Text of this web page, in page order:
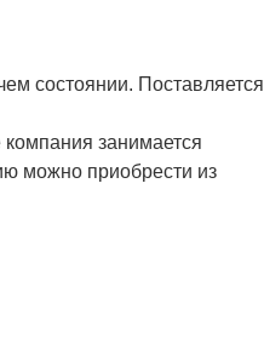
состоянии. Поставляется
занимается
можно приобрести из